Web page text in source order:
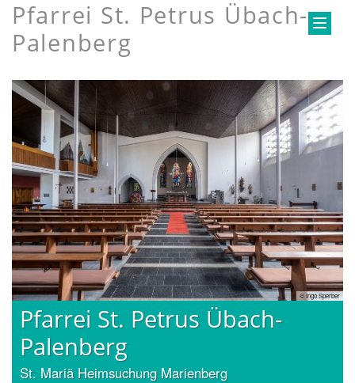
Pfarrei St. Petrus Übach-
Palenberg
© Ingo Sperber
Pfarrei St. Petrus
St. Dionysius Frelenberg